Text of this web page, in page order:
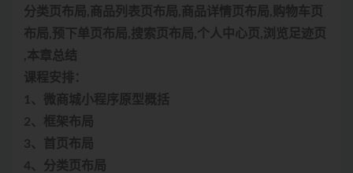
分类页布局,商品列表页布局,商品详情页布局,购物车页
布局,预下单页布局,搜索页布局,个人中心页,浏览足迹页
,本章总结
课程安排：
1、微商城小程序原型概括
2、框架布局
3、首页布局
4、分类页布局